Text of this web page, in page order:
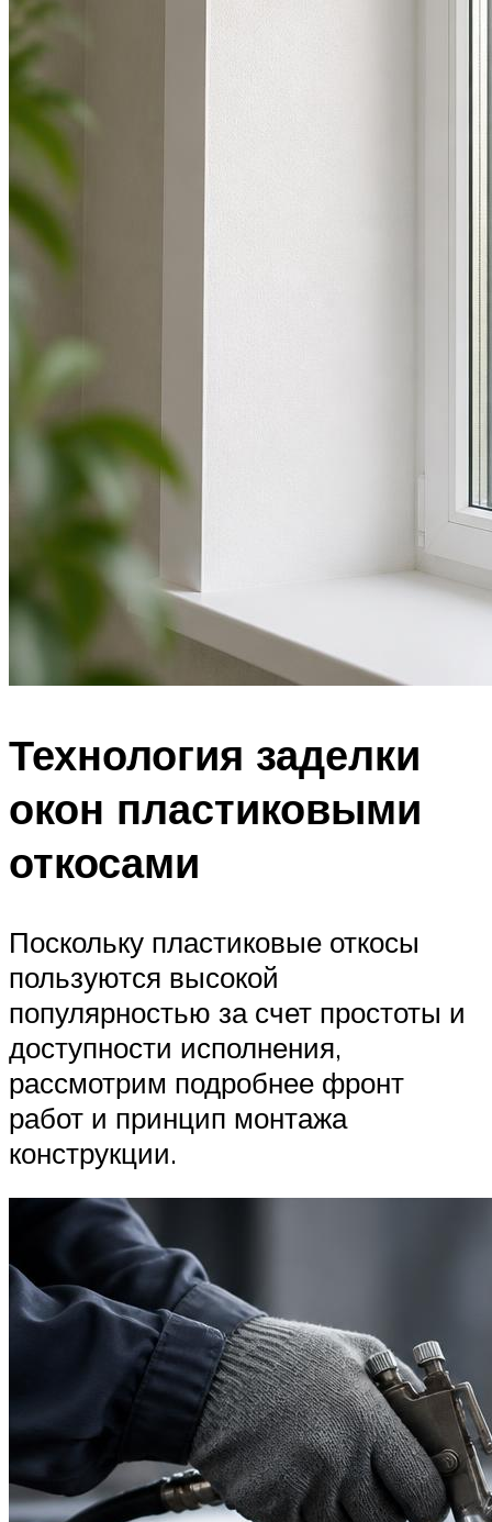
Технология заделки
окон пластиковыми
откосами
Поскольку пластиковые откосы
пользуются высокой
популярностью за счет простоты и
доступности исполнения,
рассмотрим подробнее фронт
работ и принцип монтажа
конструкции.